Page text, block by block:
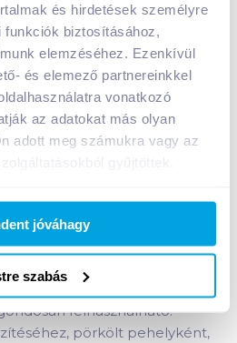
és hirdetések személyre
biztosításához,
elemzéséhez. Ezenkívül
és elemező partnereinkkel
vonatkozó
az adatokat más olyan
adott meg számukra vagy az
gyűjtöttek.
jóváhagy
szabás
500 g nagyszemű
Értesíts, ha olcsóbb!
zabpehely 500 g
A Kölln nagyszemű
készül, és ezért
csírát és az értékes külső
felhasználható:
pörkölt pehelyként,